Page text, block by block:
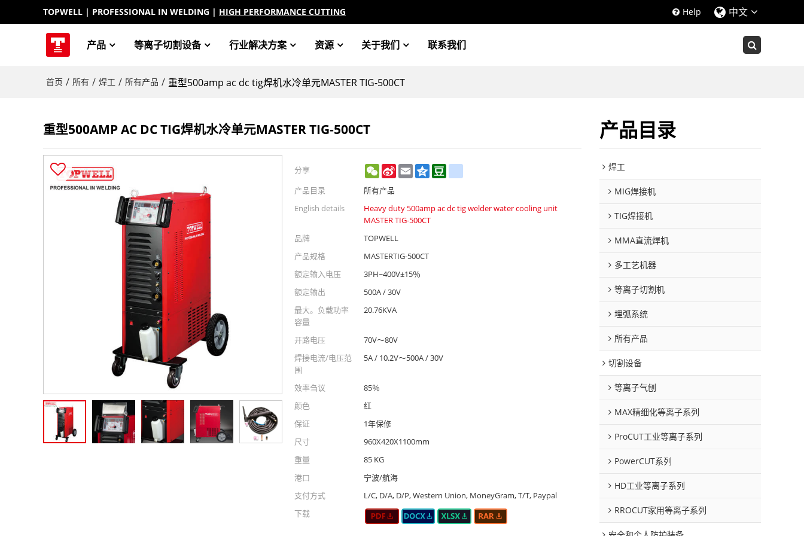
TOPWELL | PROFESSIONAL IN WELDING | HIGH PERFORMANCE CUTTING Help 中文
产品 等离子切割设备 行业解决方案 资源 关于我们 联系我们
首页 / 所有 / 焊工 / 所有产品 / 重型500amp ac dc tig焊机水冷单元MASTER TIG-500CT
重型500AMP AC DC TIG焊机水冷单元MASTER TIG-500CT
分享 WeChat
Sina
Weibo
Email Qzone
产品目录
所有产品
English details
Heavy duty 500amp ac dc tig welder water cooling unit
MASTER TIG-500CT
品牌
TOPWELL
产品规格
MASTERTIG-500CT
额定输入电压
3PH~400V±15％
额定输出
500A / 30V
最大。负载功率
容量
20.76KVA
开路电压
70V〜80V
焊接电流/电压范
围
5A / 10.2V〜500A / 30V
效率刍议
85％
颜色
红
保证
1年保修
尺寸
960X420X1100mm
重量
85 KG
港口
宁波/航海
支付方式
L/C, D/A, D/P, Western Union, MoneyGram, T/T, Paypal
下载
产品目录
焊工
MIG焊接机
TIG焊接机
MMA直流焊机
多工艺机器
等离子切割机
埋弧系统
所有产品
切割设备
等离子气刨
MAX精细化等离子系列
ProCUT工业等离子系列
PowerCUT系列
HD工业等离子系列
RROCUT家用等离子系列